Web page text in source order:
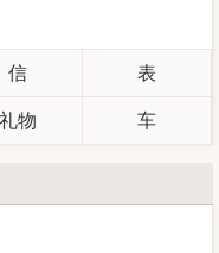
信 表
礼物 车